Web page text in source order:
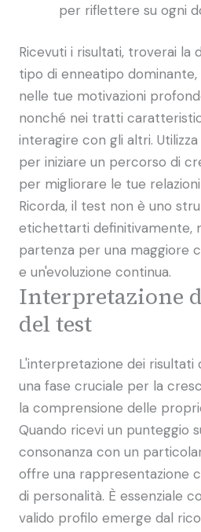
per riflettere su ogni
Ricevuti i risultati, troverai la
tipo di enneatipo
nelle tue motivazioni
nonché nei tratti
interagire con gli altri.
per iniziare un percorso di
per migliorare le tue
Ricorda, il test non è uno
etichettarti definitivamente,
partenza per una maggiore
e un'evoluzione continua.
Interpretazione
del test
L'interpretazione dei risultati
una fase cruciale per la
la comprensione delle
Quando ricevi un punteggio
consonanza con un
offre una rappresentazione
di personalità. È essenziale
valido profilo emerge dal